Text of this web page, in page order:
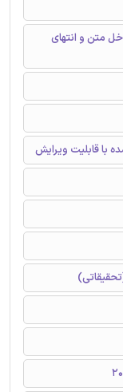
متن و انتهای